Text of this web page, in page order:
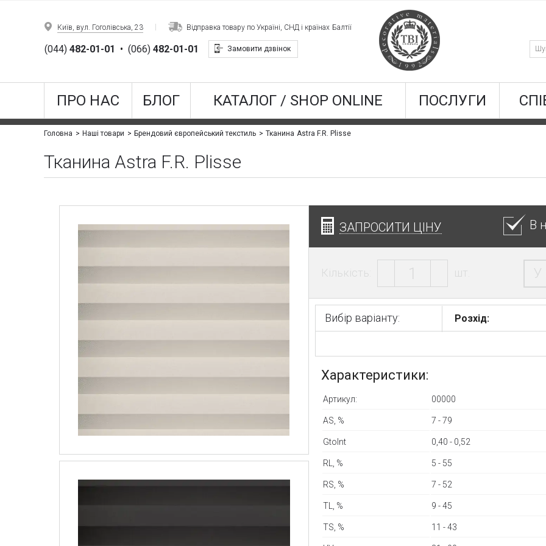
Київ, вул. Гоголівська, 23 Відправка товару по Україні, СНД і країнах Балтії
(044)482-01-01 • (066)482-01-01 Замовити дзвінок
ПРО НАС БЛОГ КАТАЛОГ / SHOP ONLINE ПОСЛУГИ
Головна Наші товари Брендовий європейський текстиль Тканина Astra F.R. Plisse
Тканина Astra F.R. Plisse
ЗАПРОСИТИ ЦІНУ В
Кількість: шт. У
Вибір варіанту: Розхід:
Характеристики:
Артикул: 00000
AS, % 7 - 79
GtoInt 0,40 - 0,52
RL, % 5 - 55
RS, % 7 - 52
TL, % 9 - 45
TS, % 11 - 43